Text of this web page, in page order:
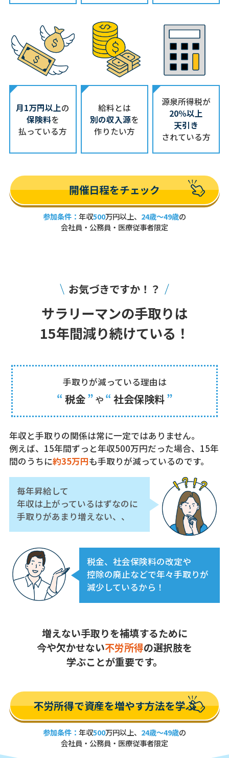
月1万円以上の
保険料を
払っている方
給料とは
別の収入源を
作りたい方
源泉所得税が
20％以上
天引き
されている方
開催日程をチェック
参加条件： 年収500万円以上、 24歳～49歳の
会社員・公務員・医療従事者限定
お気づきですか！？
サラリーマンの手取りは
15年間減り続けている！
手取りが減っている理由は
“ 税金” や “ 社会保険料”
年収と手取りの関係は常に一定ではありません。
例えば、15年間ずっと年収500万円だった場合、15年
間のうちに約35万円も手取りが減っているのです。
毎年昇給して
年収は上がっているはずなのに
手取りがあまり増えない、、
税金、社会保険料の改定や
控除の廃止などで年々手取りが
減少しているから！
増えない手取りを補填するために
今や欠かせない不労所得の選択肢を
学ぶことが重要です。
不労所得で資産を増やす方法を学ぶ
参加条件： 年収500万円以上、 24歳～49歳の
会社員・公務員・医療従事者限定